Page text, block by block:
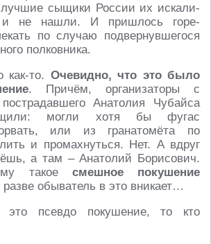
сыщики России их искали-
не нашли. И пришлось горе-
по случаю подвернувшегося
полковника.
как-то. Очевидно, что это было
. Причём, организаторы с
Анатолия Чубайса
могли хотя бы фугас
или из гранатомёта по
и промахнуться. Нет. А вдруг
а там – Анатолий Борисович.
такое смешное покушение
разве обыватель в это вникает…
псевдо покушение, то кто